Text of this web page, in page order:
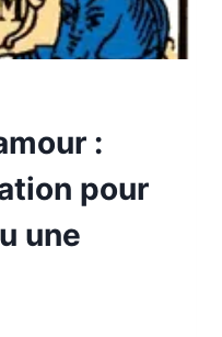
:
pour
une